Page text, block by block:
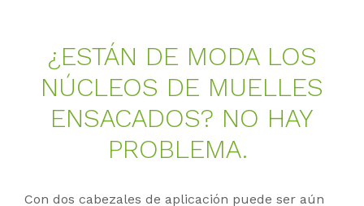
¿ES­TÁN DE MODA LOS
NÚ­CLE­OS DE MU­EL­LES
EN­SA­CA­DOS? NO HAY
PRO­BLE­MA.
Con dos cabezales de aplicación puede ser aún